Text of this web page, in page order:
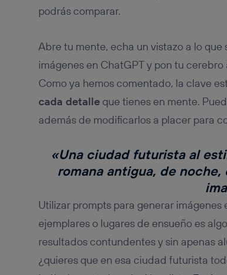
podrás comparar.
Abre tu mente, echa un vistazo a lo
imágenes en ChatGPT y pon tu
Como ya hemos comentado, la clave
cada detalleque tienes en mente.
además de modificarlos a placer para
«Una ciudad futurista al
romana antigua, de
Utilizar prompts para generar
ejemplares o lugares de ensueño es
resultados contundentes y sin apenas
¿quieres que en esa ciudad futurista